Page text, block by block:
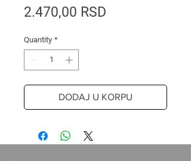
2.470,00 RSD
Quantity *
DODAJ U KORPU